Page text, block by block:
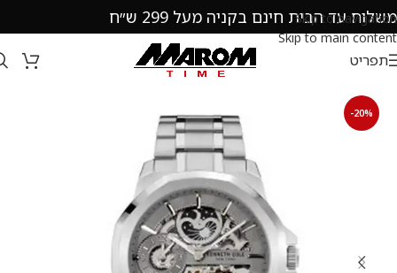
Skip to navigation
Skip to main content
משלוח עד הבית חינם בקניה מעל 299 ש״ח
תפריט
-20%